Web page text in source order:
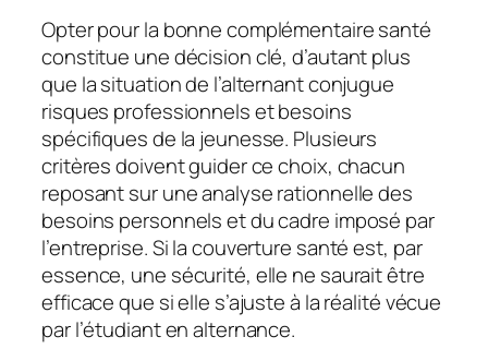
Opter pour la bonne complémentaire santé
constitue une décision clé, d’autant plus
que la situation de l’alternant conjugue
risques professionnels et besoins
spécifiques de la jeunesse. Plusieurs
critères doivent guider ce choix, chacun
reposant sur une analyse rationnelle des
besoins personnels et du cadre imposé par
l’entreprise. Si la couverture santé est, par
essence, une sécurité, elle ne saurait être
efficace que si elle s’ajuste à la réalité vécue
par l’étudiant en alternance.